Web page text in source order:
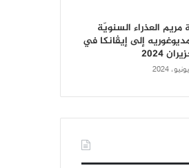
مريم العذراء السنويّة
إلى إيڤانكا في